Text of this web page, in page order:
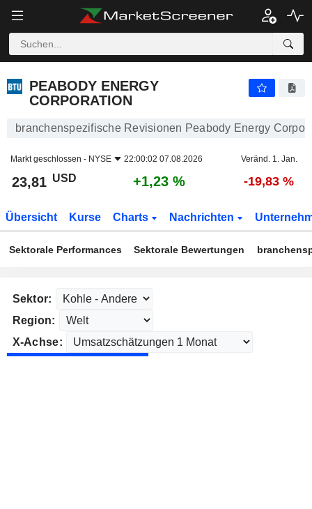
PEABODY ENERGY
CORPORATION
branchenspezifische Revisionen Peabody Energy
Markt geschlossen - NYSE 22:00:02 07.08.2026 Veränd. 1. Jan.
23,81 USD +1,23 % -19,83 %
Übersicht Kurse Charts Nachrichten
Sektorale Performances Sektorale Bewertungen
Sektor:
Region:
X-Achse: